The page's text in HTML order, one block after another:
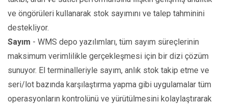
ve öngörüleri kullanarak stok sayımını ve talep tahminini
destekliyor.
Sayım - WMS depo yazılımları, tüm sayım süreçlerinin
maksimum verimlilikle gerçekleşmesi için bir dizi çözüm
sunuyor. El terminalleriyle sayım, anlık stok takip etme ve
seri/lot bazında karşılaştırma yapma gibi uygulamalar tüm
operasyonların kontrolünü ve yürütülmesini kolaylaştırarak